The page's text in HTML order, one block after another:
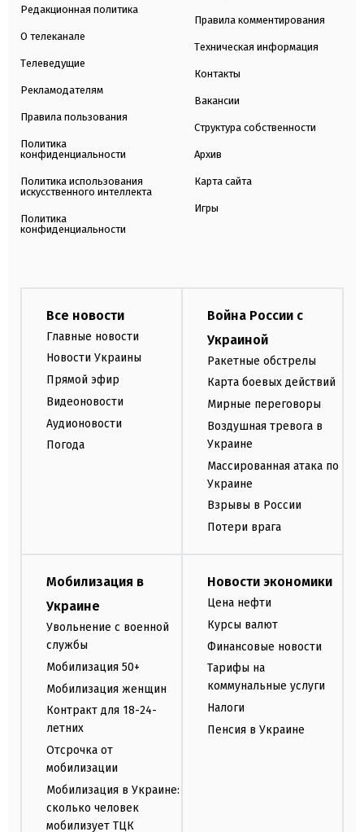
Редакционная политика
О телеканале
Телеведущие
Рекламодателям
Правила пользования
Политика
конфиденциальности
Политика использования
искусственного интеллекта
Политика
конфиденциальности
Правила комментирования
Техническая информация
Контакты
Вакансии
Структура собственности
Архив
Карта сайта
Игры
Все новости
Главные новости
Новости Украины
Прямой эфир
Видеоновости
Аудионовости
Погода
Война России с
Украиной
Ракетные обстрелы
Карта боевых действий
Мирные переговоры
Воздушная тревога в
Украине
Массированная атака по
Украине
Взрывы в России
Потери врага
Мобилизация в
Украине
Увольнение с военной
службы
Мобилизация 50+
Мобилизация женщин
Контракт для 18-24-
летних
Отсрочка от
мобилизации
Мобилизация в Украине:
сколько человек
мобилизует ТЦК
Новости экономики
Цена нефти
Курсы валют
Финансовые новости
Тарифы на
коммунальные услуги
Налоги
Пенсия в Украине